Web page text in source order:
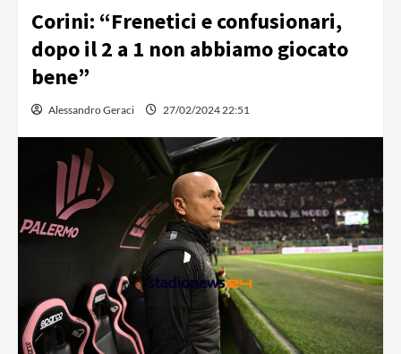
Corini: “Frenetici e confusionari,
dopo il 2 a 1 non abbiamo giocato
bene”
Alessandro Geraci 27/02/2024 22:51